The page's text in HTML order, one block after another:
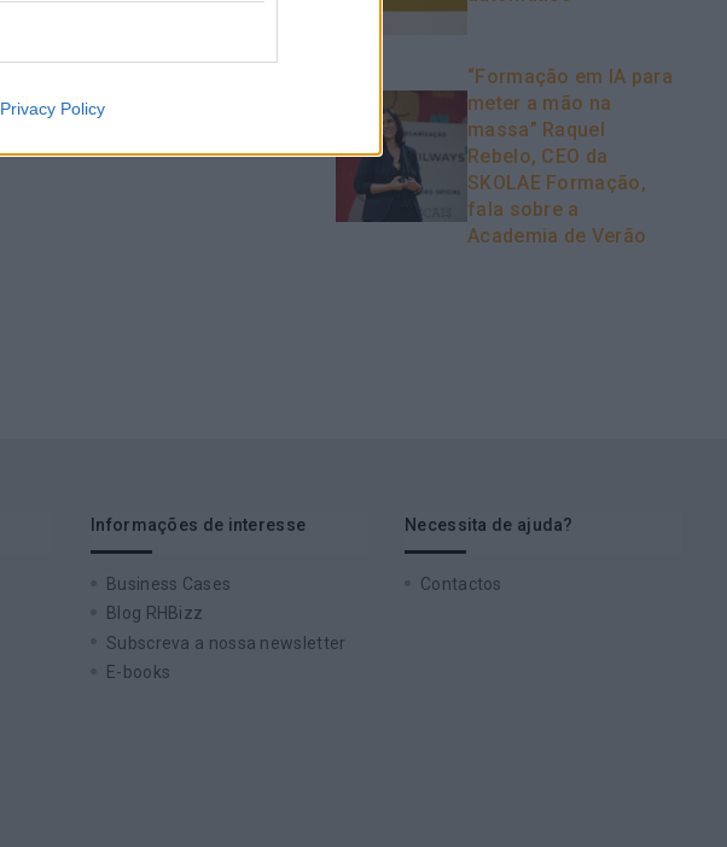
Privacy Policy
“Formação em IA para
meter a mão na
massa” Raquel
Rebelo, CEO da
SKOLAE Formação,
fala sobre a
Academia de Verão
Informações de interesse
Business Cases
Blog RHBizz
Subscreva a nossa newsletter
E-books
Necessita de ajuda?
Contactos